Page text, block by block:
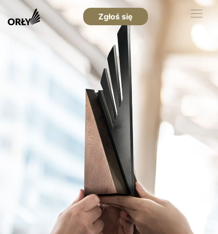
Zgłoś się